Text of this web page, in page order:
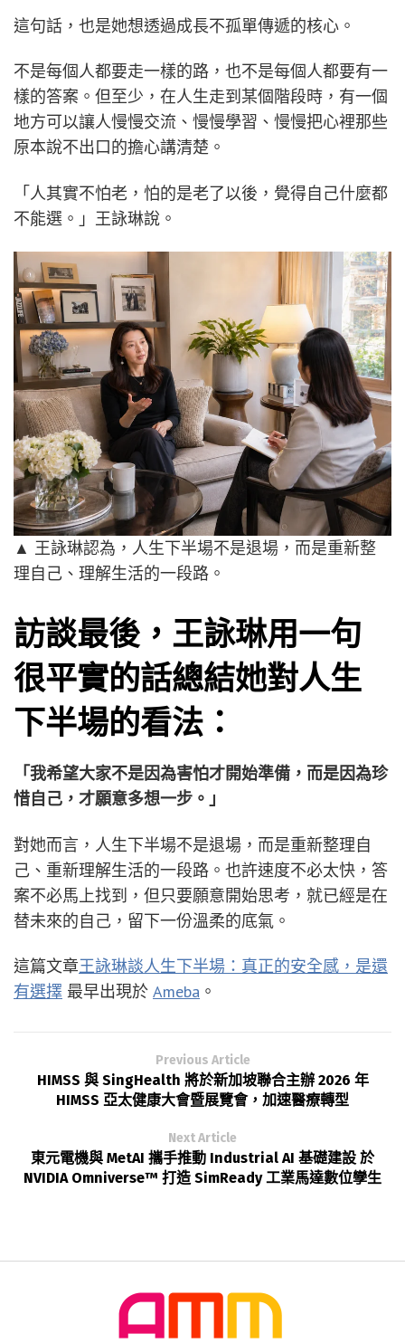
這句話，也是她想透過成長不孤單傳遞的核心。
不是每個人都要走一樣的路，也不是每個人都要有一
樣的答案。但至少，在人生走到某個階段時，有一個
地方可以讓人慢慢交流、慢慢學習、慢慢把心裡那些
原本說不出口的擔心講清楚。
「人其實不怕老，怕的是老了以後，覺得自己什麼都
不能選。」王詠琳說。
▲ 王詠琳認為，人生下半場不是退場，而是重新整
理自己、理解生活的一段路。
訪談最後，王詠琳用一句
很平實的話總結她對人生
下半場的看法：
「我希望大家不是因為害怕才開始準備，而是因為珍
惜自己，才願意多想一步。」
對她而言，人生下半場不是退場，而是重新整理自
己、重新理解生活的一段路。也許速度不必太快，答
案不必馬上找到，但只要願意開始思考，就已經是在
替未來的自己，留下一份溫柔的底氣。
這篇文章王詠琳談人生下半場：真正的安全感，是還
有選擇 最早出現於 Ameba 。
Previous Article
HIMSS 與 SingHealth 將於新加坡聯合主辦 2026 年
HIMSS 亞太健康大會暨展覽會，加速醫療轉型
Next Article
東元電機與 MetAI 攜手推動 Industrial AI 基礎建設 於
NVIDIA Omniverse™ 打造 SimReady 工業馬達數位孿生